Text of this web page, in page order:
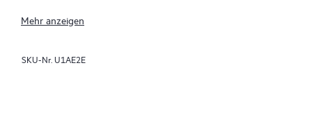
müssen viele Komponenten effektiv zusammenarbeiten. HPE
diesen Umgebungen entwickelt und bietet einen erweiterten
Mehr anzeigen
SKU-Nr. U1AE2E